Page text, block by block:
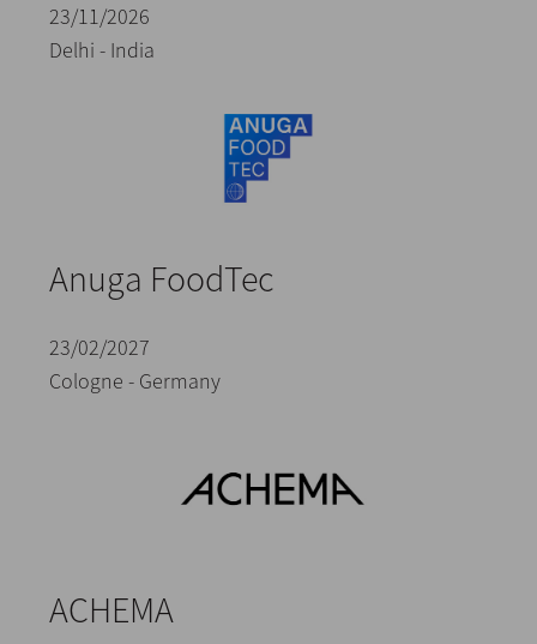
23/11/2026
Delhi - India
Anuga FoodTec
23/02/2027
Cologne - Germany
ACHEMA